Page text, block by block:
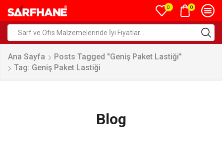
0 0
Ana Sayfa
Posts Tagged "geniş Paket Lastiği"
Tag: Geniş Paket Lastiği
Blog